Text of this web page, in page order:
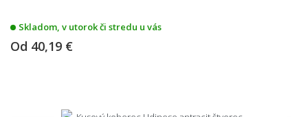
Skladom, v utorok či stredu u vás
Od 40,19 €